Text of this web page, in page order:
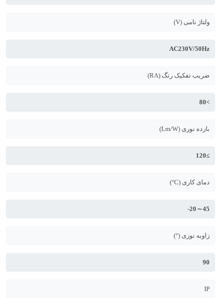
ولتاژ نامی (V)
AC230V/50Hz
ضریب تفکیک رنگ (RA)
>80
بازده نوری (Lm/W)
≥120
دمای کاری (C°)
45～20-
زاویه نوری (°)
90
IP